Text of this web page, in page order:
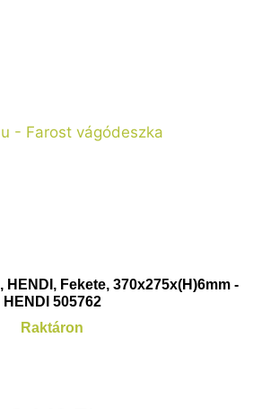
Fekete, 370x275x(H)6mm -
HENDI 505762
Raktáron